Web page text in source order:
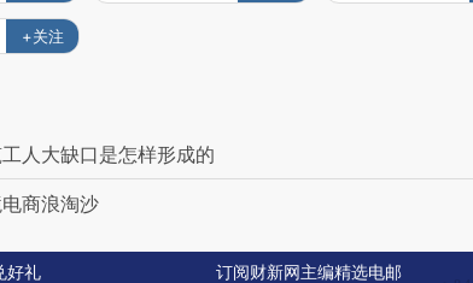
+关注
人大缺口是怎样形成的
商浪淘沙
好礼 订阅财新网主编精选电邮